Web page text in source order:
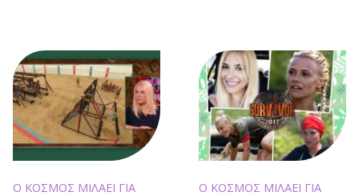
Ο ΚΟΣΜΟΣ ΜΙΛΑΕΙ ΓΙΑ Ο ΚΟΣΜΟΣ ΜΙΛΑΕΙ ΓΙΑ